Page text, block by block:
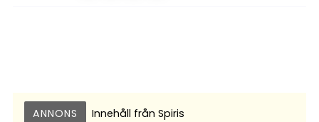
ANNONS Innehåll från Spiris